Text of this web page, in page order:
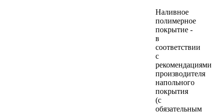
Наливное
полимерное
покрытие -
в
соответствии
с
рекомендациями
производителя
напольного
покрытия
(с
обязательным